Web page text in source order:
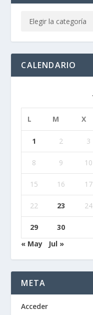
CALENDARIO
L M X
1 2 3
8 9 10
15 16 17
22 23 24
29
30
« May
Jul »
META
Acceder